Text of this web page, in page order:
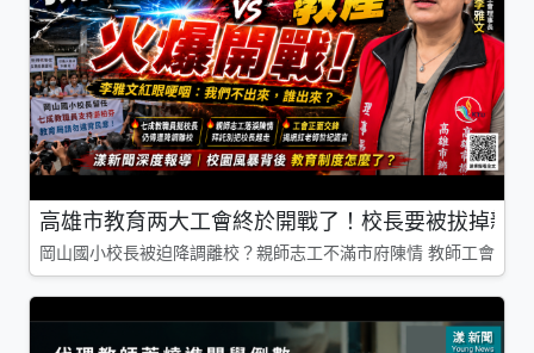
高雄市教育两大工會終於開戰了！校長要被拔掉親
岡山國小校長被迫降調離校？親師志工不滿市府陳情 教師工會槓